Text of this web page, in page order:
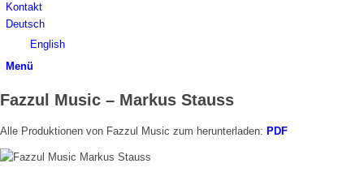
Kontakt
Deutsch
English
Menü
Fazzul Music – Markus Stauss
Alle Produktionen von Fazzul Music zum herunterladen: PDF